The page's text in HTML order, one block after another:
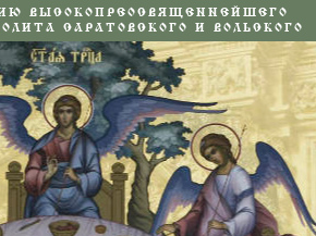
ВЫСОКОПРЕОСВЯЩЕННЕЙШЕГО
САРАТОВСКОГО И ВОЛЬСКОГО